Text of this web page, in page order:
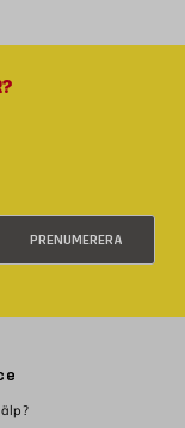
PRENUMERERA